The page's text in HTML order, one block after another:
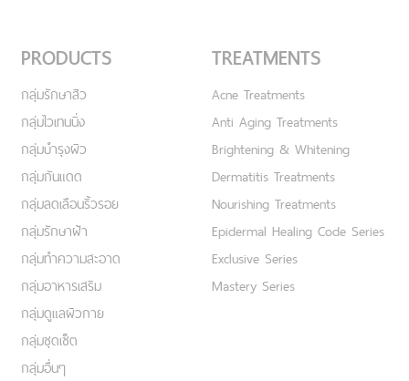
PRODUCTS
กลุ่มรักษาสิว
กลุ่มไวเทนนิ่ง
กลุ่มบำรุงผิว
กลุ่มกันแดด
กลุ่มลดเลือนริ้วรอย
กลุ่มรักษาฝ้า
กลุ่มทำความสะอาด
กลุ่มอาหารเสริม
กลุ่มดูแลผิวกาย
กลุ่มชุดเซ็ต
กลุ่มอื่นๆ
TREATMENTS
Acne Treatments
Anti Aging Treatments
Brightening & Whitening
Dermatitis Treatments
Nourishing Treatments
Epidermal Healing Code Series
Exclusive Series
Mastery Series